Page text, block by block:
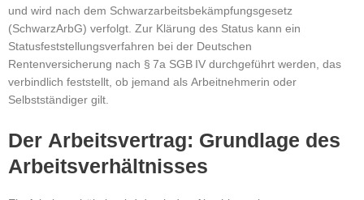
und wird nach dem Schwarzarbeitsbekämpfungsgesetz
(SchwarzArbG) verfolgt. Zur Klärung des Status kann ein
Statusfeststellungsverfahren bei der Deutschen
Rentenversicherung nach § 7a SGB IV durchgeführt werden, das
verbindlich feststellt, ob jemand als Arbeitnehmerin oder
Selbstständiger gilt.
Der Arbeitsvertrag: Grundlage des
Arbeitsverhältnisses